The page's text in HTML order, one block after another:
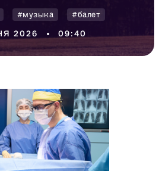
центр
15:27
#музыка #балет
2026 09:40